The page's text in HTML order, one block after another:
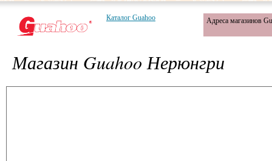
Каталог Guahoo Адреса магазинов
Магазин Guahoo Нерюнгри